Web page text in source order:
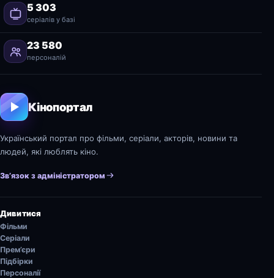
5 303
серіалів у базі
23 580
персоналій
Кінопортал
Український портал про фільми, серіали, акторів, новини та
людей, які люблять кіно.
Зв’язок з адміністратором
Дивитися
Фільми
Серіали
Прем’єри
Підбірки
Персоналії